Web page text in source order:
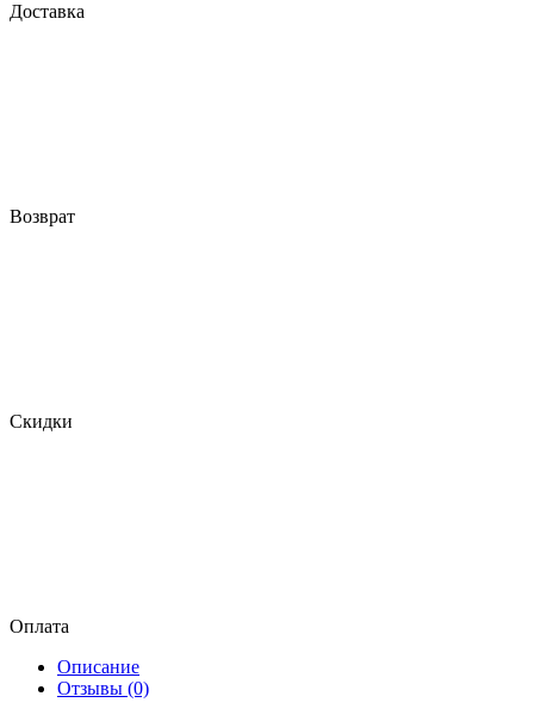
Доставка
Возврат
Скидки
Оплата
Описание
Отзывы (0)